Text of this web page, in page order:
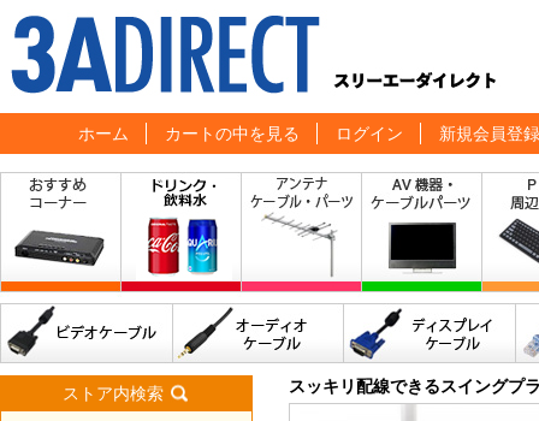
ホーム カートの中を見る ログイン 新規会員登録
ストア内検索 スッキリ配線できるスイング